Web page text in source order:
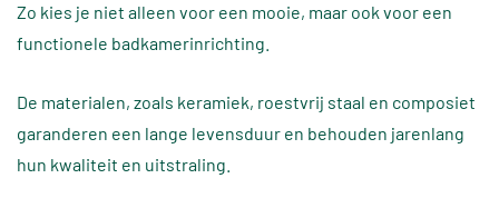
Zo kies je niet alleen voor een mooie, maar ook voor een
functionele badkamerinrichting.
De materialen, zoals keramiek, roestvrij staal en composiet
garanderen een lange levensduur en behouden jarenlang
hun kwaliteit en uitstraling.